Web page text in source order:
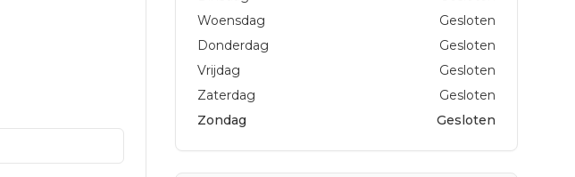
Woensdag
Gesloten
Donderdag
Gesloten
Vrijdag
Gesloten
Zaterdag
Gesloten
Zondag
Gesloten